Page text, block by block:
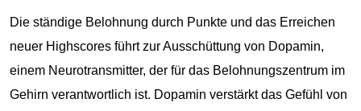
Die ständige Belohnung durch Punkte und das Erreichen
neuer Highscores führt zur Ausschüttung von Dopamin,
einem Neurotransmitter, der für das Belohnungszentrum im
Gehirn verantwortlich ist. Dopamin verstärkt das Gefühl von